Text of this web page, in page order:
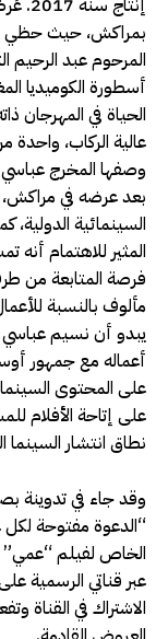
بمراكش، حيث حظي
المرحوم عبد الرحيم
أسطورة الكوميديا
الحياة في المهرجان
عالية الركاب، واحدة
وصفها المخرج عباسي
بعد عرضه في مراكش،
السينمائية
المثير للاهتمام أنه
فرصة المتابعة من
مألوف بالنسبة
يبدو أن نسيم عباسي
أعماله مع جمهور
على المحتوى
على إتاحة الأفلام
نطاق انتشار
وقد جاء في تدوينة
“الدعوة مفتوحة لكل
عبر قناتي الرسمية
الاشتراك في القناة